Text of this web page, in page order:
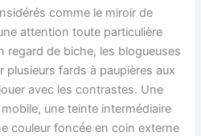
comme le miroir de
attention toute particulière
regard de biche, les blogueuses
plusieurs fards à paupières aux
avec les contrastes. Une
une teinte intermédiaire
couleur foncée en coin externe